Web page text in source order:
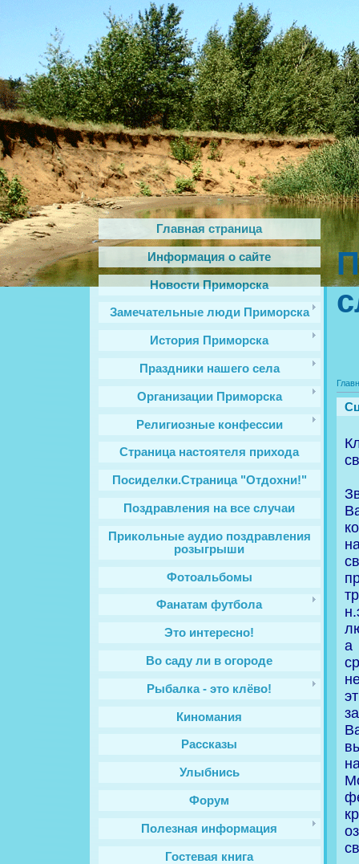
Главная страница
Информация о сайте
Новости Приморска
Замечательные люди Приморска
История Приморска
Праздники нашего села
Организации Приморска
Религиозные конфессии
Cтраница настоятеля прихода
Посиделки.Страница "Отдохни!"
Поздравления на все случаи
Прикольные аудио поздравления
розыгрыши
Фотоальбомы
Фанатам футбола
Это интересно!
Во саду ли в огороде
Рыбалка - это клёво!
Киномания
Рассказы
Улыбнись
Форум
Полезная информация
Гостевая книга
а